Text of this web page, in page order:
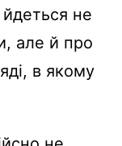
не
але й про
в якому